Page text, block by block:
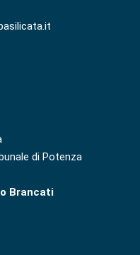
di Potenza
Brancati